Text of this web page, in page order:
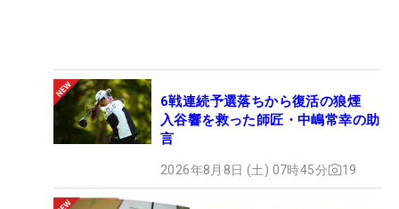
6戦連続予選落ちから復活の狼煙
入谷響を救った師匠・中嶋常幸の助
言
2026年8月8日 (土) 07時45分 19